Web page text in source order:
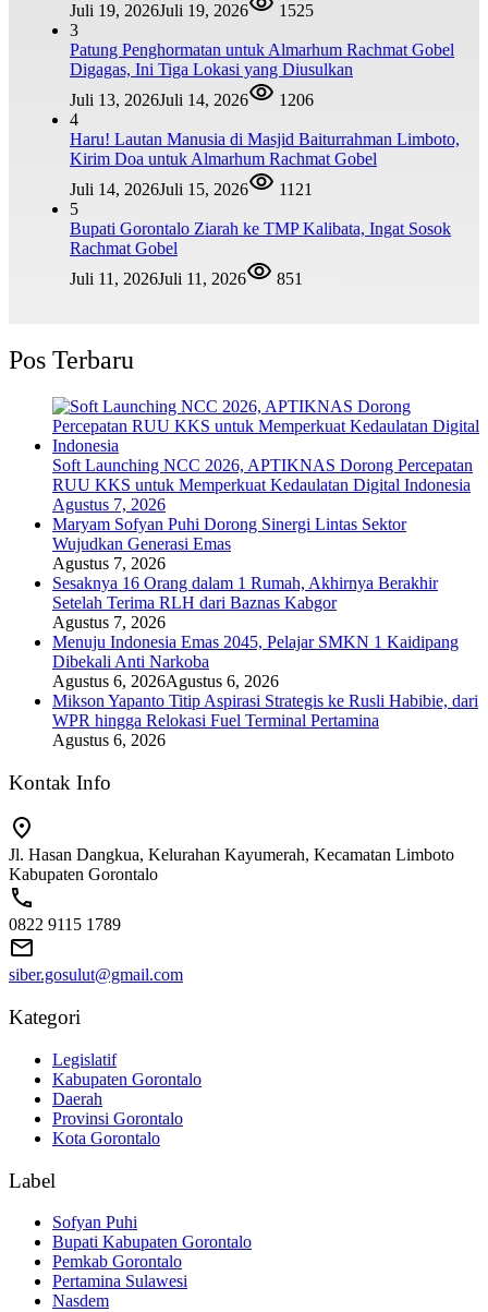
Juli 19, 2026Juli 19, 2026
1525
3
Patung Penghormatan untuk Almarhum Rachmat Gobel
Digagas, Ini Tiga Lokasi yang Diusulkan
Juli 13, 2026Juli 14, 2026
1206
4
Haru! Lautan Manusia di Masjid Baiturrahman Limboto,
Kirim Doa untuk Almarhum Rachmat Gobel
Juli 14, 2026Juli 15, 2026
1121
5
Bupati Gorontalo Ziarah ke TMP Kalibata, Ingat Sosok
Rachmat Gobel
Juli 11, 2026Juli 11, 2026 851
Pos Terbaru
Soft Launching NCC 2026, APTIKNAS Dorong Percepatan
RUU KKS untuk Memperkuat Kedaulatan Digital Indonesia
Agustus 7, 2026
Maryam Sofyan Puhi Dorong Sinergi Lintas Sektor
Wujudkan Generasi Emas
Agustus 7, 2026
Sesaknya 16 Orang dalam 1 Rumah, Akhirnya Berakhir
Setelah Terima RLH dari Baznas Kabgor
Agustus 7, 2026
Menuju Indonesia Emas 2045, Pelajar SMKN 1 Kaidipang
Dibekali Anti Narkoba
Agustus 6, 2026Agustus 6, 2026
Mikson Yapanto Titip Aspirasi Strategis ke Rusli Habibie, dari
WPR hingga Relokasi Fuel Terminal Pertamina
Agustus 6, 2026
Kontak Info
Jl. Hasan Dangkua, Kelurahan Kayumerah, Kecamatan Limboto
Kabupaten Gorontalo
0822 9115 1789
siber.gosulut@gmail.com
Kategori
Legislatif
Kabupaten Gorontalo
Daerah
Provinsi Gorontalo
Kota Gorontalo
Label
Sofyan Puhi
Bupati Kabupaten Gorontalo
Pemkab Gorontalo
Pertamina Sulawesi
Nasdem